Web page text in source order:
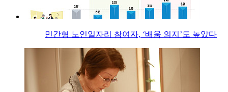
민간형 노인일자리 참여자, ‘배움 의지’도 높았다